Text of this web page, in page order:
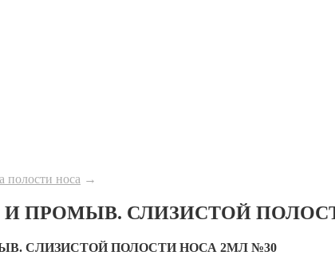
полости носа →
ПРОМЫВ. СЛИЗИСТОЙ
СЛИЗИСТОЙ ПОЛОСТИ НОСА 2МЛ №30